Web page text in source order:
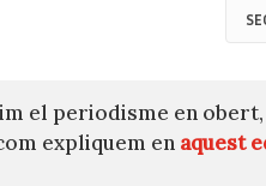
el periodisme en
expliquem en aquest